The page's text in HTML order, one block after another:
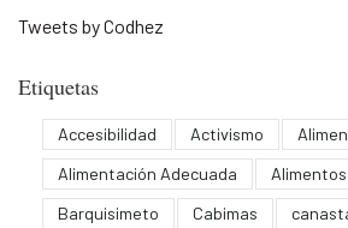
Tweets by Codhez
Etiquetas
Accesibilidad Activismo
Alimentación Adecuada
Alimentos
Barquisimeto
Cabimas